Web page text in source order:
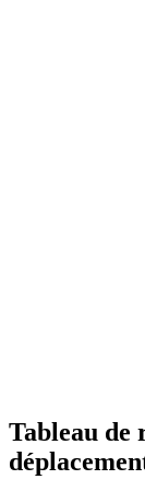
Tableau de